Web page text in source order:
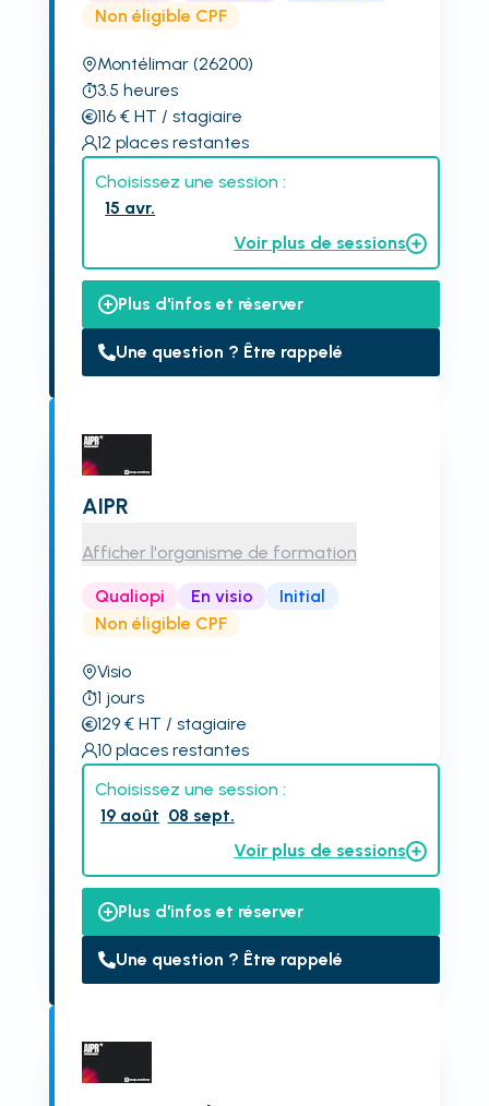
Non éligible CPF
Montélimar (26200)
3.5 heures
116€ HT / stagiaire
12 places restantes
Choisissez une session :
15 avr.
Voir plus de sessions
Plus d'infos et réserver
Une question ? Être rappelé
AIPR
Afficher l'organisme de formation
Qualiopi En visio
Initial
Non éligible CPF
Visio
1 jours
129€ HT / stagiaire
10 places restantes
Choisissez une session :
19 août 08 sept.
Voir plus de sessions
Plus d'infos et réserver
Une question ? Être rappelé